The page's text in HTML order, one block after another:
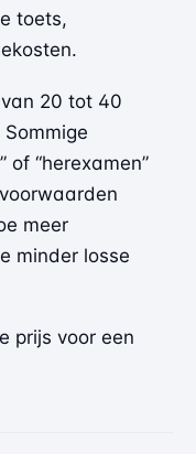
toets,
20 tot 40
of “herexamen”
meer
minder losse
prijs voor een